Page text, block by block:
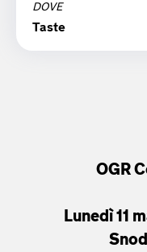
DOVE
Taste
OGR
Lunedì 11